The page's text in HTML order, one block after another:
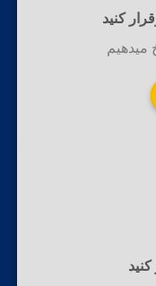
کنید
میدهیم
کنید